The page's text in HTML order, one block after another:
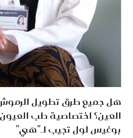
هل جميع طرق تطويل
العين؟ اختصاصية طب العيون
بوغيس لول تجيب لـ"هي"